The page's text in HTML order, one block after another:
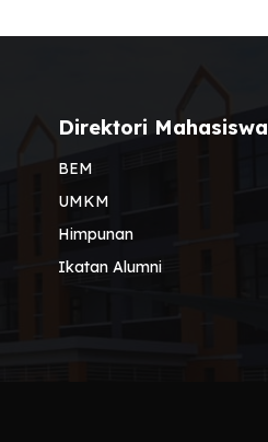
Direktori Mahasiswa
BEM
UMKM
Himpunan
Ikatan Alumni